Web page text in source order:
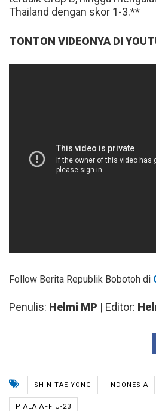
Thailand dengan skor 1-3.**
TONTON VIDEONYA DI
Follow Berita Republik Bobotoh di
Penulis: Helmi MP | Editor:
SHIN-TAE-YONG INDONESIA
PIALA AFF U-23